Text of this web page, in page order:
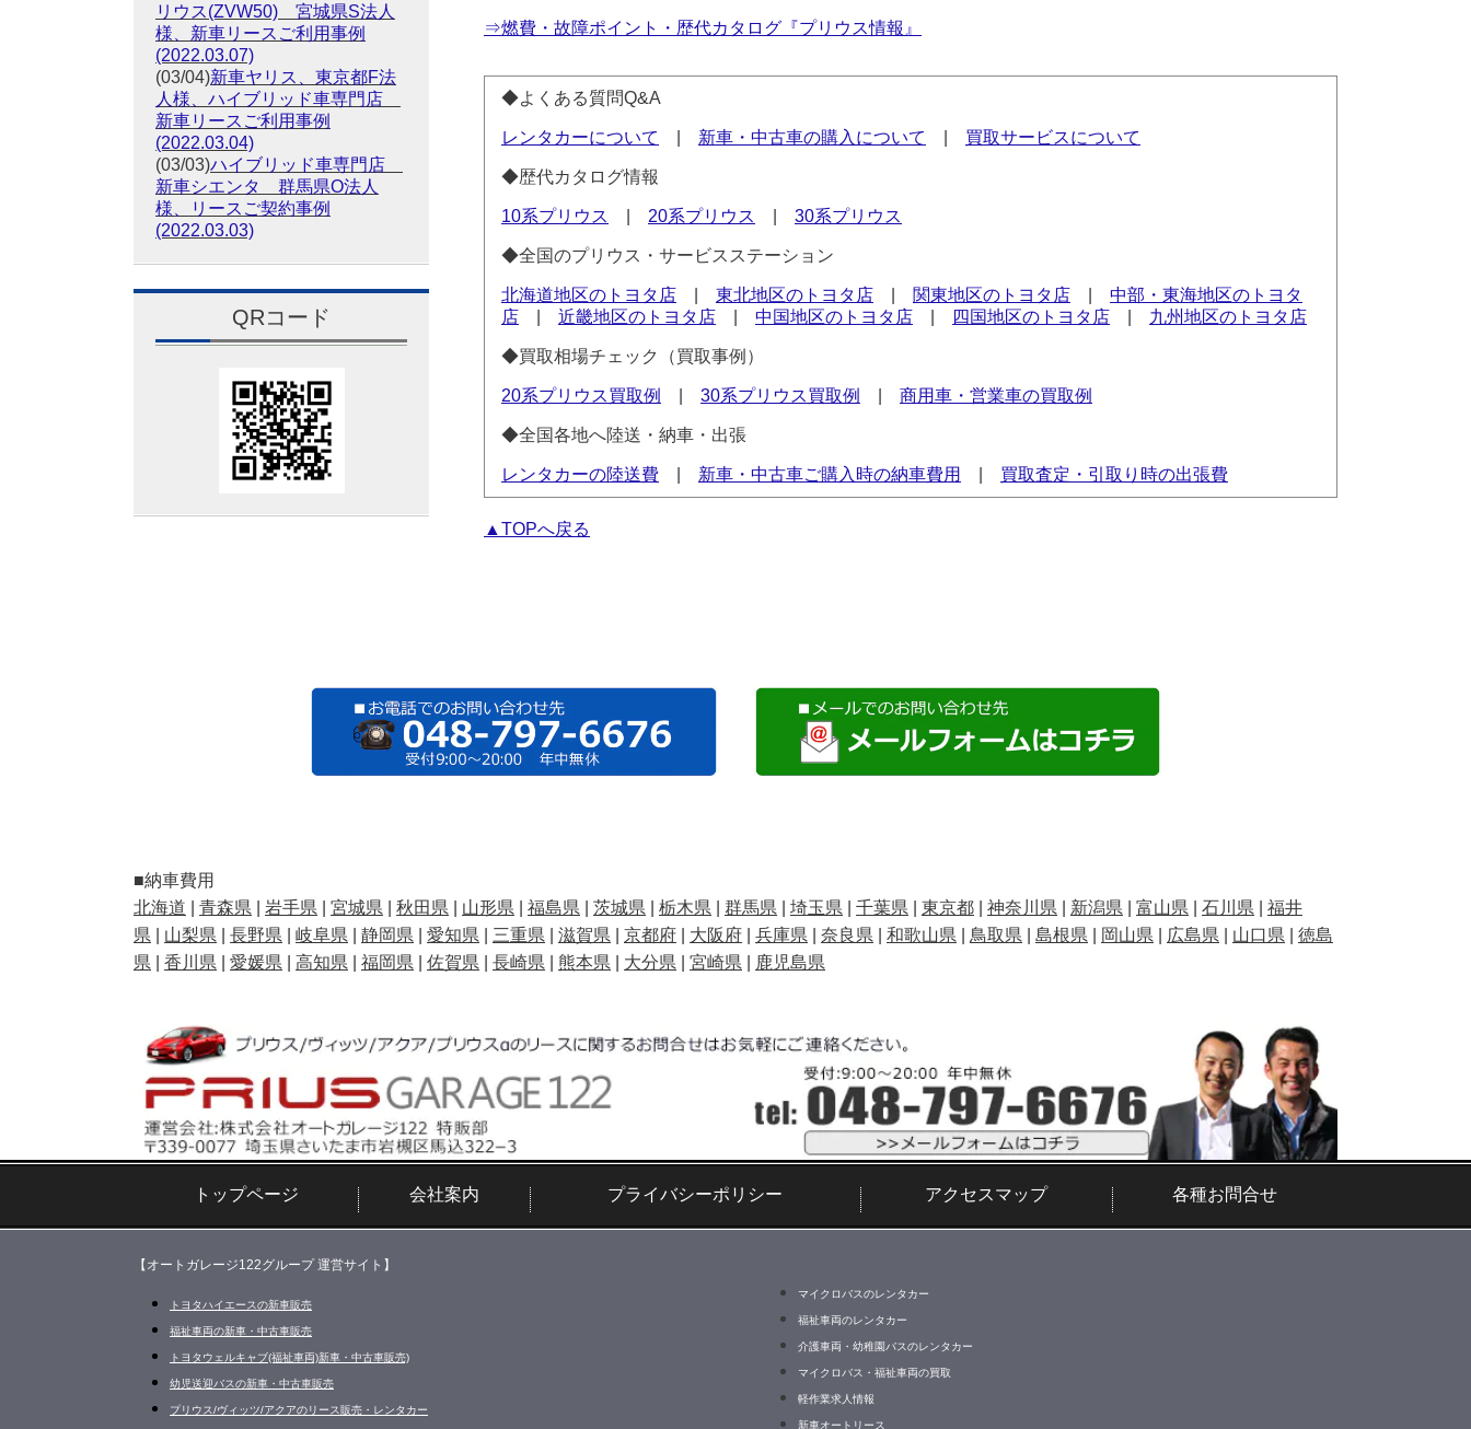
⇒燃費・故障ポイント・歴代カタログ『プリウス情報』
◆よくある質問Q&A
レンタカーについて 新車・中古車の購入について 買取サービスについて
◆歴代カタログ情報
10系プリウス 20系プリウス 30系プリウス
◆全国のプリウス・サービスステーション
北海道地区のトヨタ店 東北地区のトヨタ店 関東地区のトヨタ店
中部・東海地区のトヨタ
店
近畿地区のトヨタ店 中国地区のトヨタ店 四国地区のトヨタ店 九州地区のトヨタ店
◆買取相場チェック（買取事例）
20系プリウス買取例 30系プリウス買取例 商用車・営業車の買取例
◆全国各地へ陸送・納車・出張
レンタカーの陸送費 新車・中古車ご購入時の納車費用 買取査定・引取り時の出張費
▲TOPへ戻る
リウス(ZVW50) 宮城県S法人
様、新車リースご利用事例
(2022.03.07)
(03/04)新車ヤリス、東京都F法
人様、ハイブリッド車専門店
新車リースご利用事例
(2022.03.04)
(03/03)ハイブリッド車専門店
新車シエンタ 群馬県O法人
様、リースご契約事例
(2022.03.03)
QRコード
■納車費用
北海道
青森県 岩手県 宮城県 秋田県 山形県 福島県 茨城県 栃木県 群馬県 埼玉県 千葉県 東京都 神奈川県 新潟県 富山県 石川県
福井
県
山梨県 長野県 岐阜県 静岡県 愛知県 三重県 滋賀県 京都府 大阪府 兵庫県 奈良県 和歌山県 鳥取県 島根県 岡山県 広島県 山口県
徳島
県
香川県 愛媛県 高知県 福岡県 佐賀県 長崎県 熊本県 大分県 宮崎県 鹿児島県
トップページ 会社案内 プライバシーポリシー アクセスマップ 各種お問合せ
【オートガレージ122グループ 運営サイト】
トヨタハイエースの新車販売
福祉車両の新車・中古車販売
トヨタウェルキャブ(福祉車両)新車・中古車販売)
幼児送迎バスの新車・中古車販売
プリウス/ヴィッツ/アクアのリース販売・レンタカー
マイクロバスのレンタカー
福祉車両のレンタカー
介護車両・幼稚園バスのレンタカー
マイクロバス・福祉車両の買取
軽作業求人情報
新車オートリース